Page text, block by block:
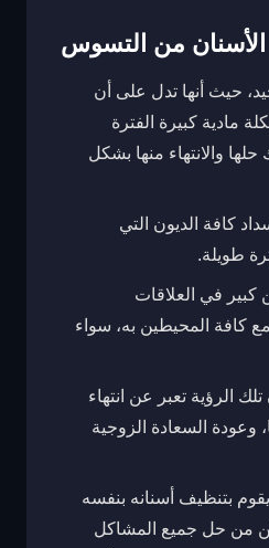
من التسوس
حيث أنها تدل على أن
مادية كبيرة الفترة
والانتهاء منها بشكل
كافة الديون التي
طويلة.
في العلاقات
كافة المحيطين به، سواء
الرؤية تعبر عن انتهاء
وعودة السعادة الزوجية
بتنظيف أسنانه بنفسه
من حل جميع المشاكل